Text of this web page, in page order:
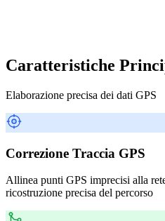
Caratteristiche
Elaborazione precisa dei dati GPS
Correzione Traccia GPS
Allinea punti GPS imprecisi alla
ricostruzione precisa del percorso